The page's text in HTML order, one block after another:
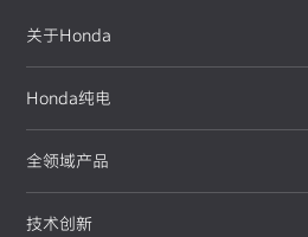
关于Honda
Honda纯电
全领域产品
技术创新